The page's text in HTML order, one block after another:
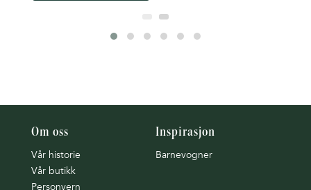
Om oss
Vår historie
Vår butikk
Personvern
Inspirasjon
Barnevogner